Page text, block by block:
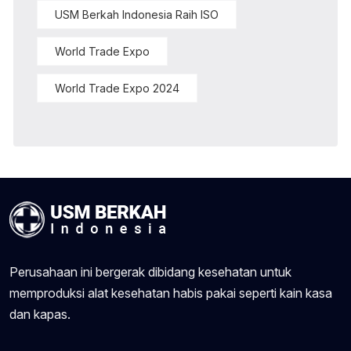
USM Berkah Indonesia Raih ISO
World Trade Expo
World Trade Expo 2024
Perusahaan ini bergerak dibidang kesehatan untuk
memproduksi alat kesehatan habis pakai seperti kain kasa
dan kapas.